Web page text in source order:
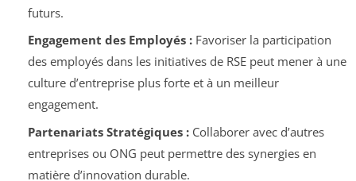
futurs.
Engagement des Employés :Favoriser la participation
des employés dans les initiatives de RSE peut mener à une
culture d’entreprise plus forte et à un meilleur
engagement.
Partenariats Stratégiques :Collaborer avec d’autres
entreprises ou ONG peut permettre des synergies en
matière d’innovation durable.